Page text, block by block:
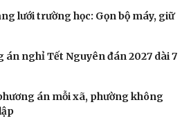
của người dân lên truyền
đến cùng